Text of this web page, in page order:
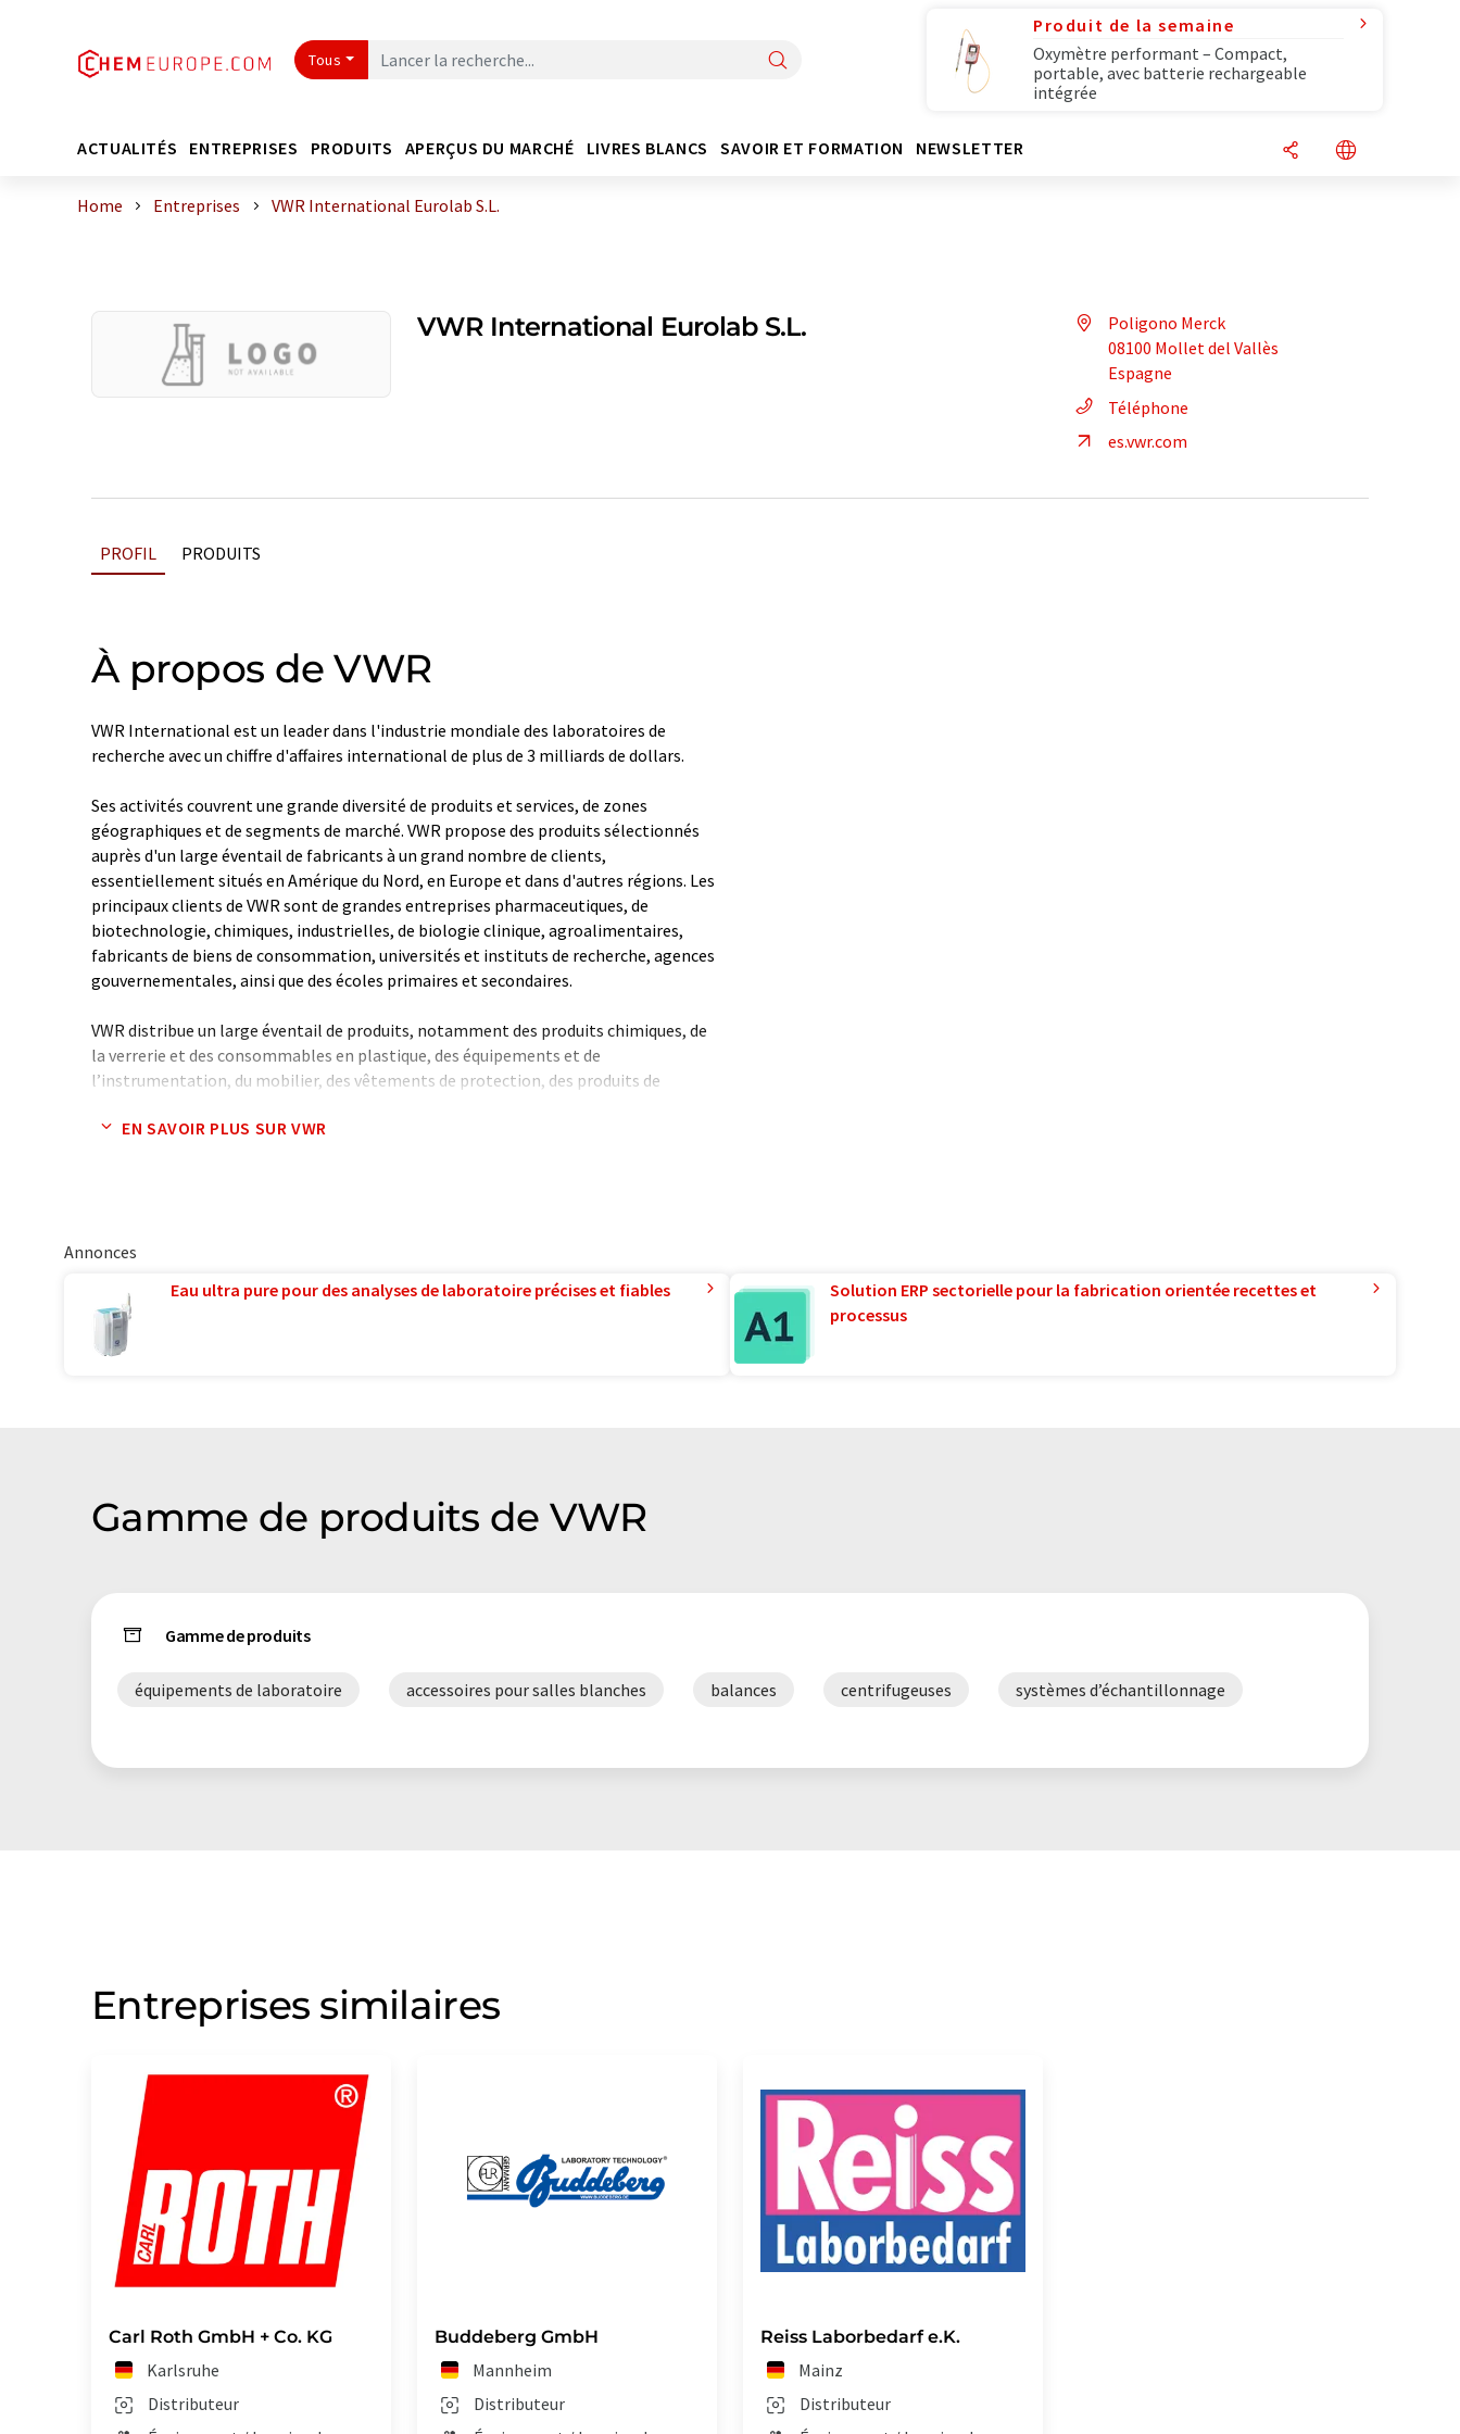
Tous
Produit de la semaine
Oxymètre performant – Compact,
portable, avec batterie rechargeable
intégrée
ACTUALITÉS ENTREPRISES PRODUITS APERÇUS DU MARCHÉ LIVRES BLANCS SAVOIR ET FORMATION NEWSLETTER
Home Entreprises VWR International Eurolab S.L.
VWR International Eurolab S.L.
Poligono Merck
08100 Mollet del Vallès
Espagne
Téléphone
es.vwr.com
PROFIL PRODUITS
À propos de VWR
VWR International est un leader dans l'industrie mondiale des laboratoires de
recherche avec un chiffre d'affaires international de plus de 3 milliards de dollars.
Ses activités couvrent une grande diversité de produits et services, de zones
géographiques et de segments de marché. VWR propose des produits sélectionnés
auprès d'un large éventail de fabricants à un grand nombre de clients,
essentiellement situés en Amérique du Nord, en Europe et dans d'autres régions. Les
principaux clients de VWR sont de grandes entreprises pharmaceutiques, de
biotechnologie, chimiques, industrielles, de biologie clinique, agroalimentaires,
fabricants de biens de consommation, universités et instituts de recherche, agences
gouvernementales, ainsi que des écoles primaires et secondaires.
VWR distribue un large éventail de produits, notamment des produits chimiques, de
la verrerie et des consommables en plastique, des équipements et de
l’instrumentation, du mobilier, des vêtements de protection, des produits de
pour les sciences de la vie.
VWR est présente directement dans plus de 20 pays et emploie plus de 6 000
collaborateurs dans le monde. Le siège social mondial de VWR International est
basé à West Chester (Pennsylvanie, Etats-Unis).
EN SAVOIR PLUS SUR VWR
Annonces
Eau ultra pure pour des analyses de laboratoire précises et fiables
Solution ERP sectorielle pour la fabrication orientée recettes et
processus
Gamme de produits de VWR
Gamme de produits
équipements de laboratoire accessoires pour salles blanches balances centrifugeuses systèmes d’échantillonnage
Entreprises similaires
Carl Roth GmbH + Co. KG
Karlsruhe
Distributeur
Buddeberg GmbH
Mannheim
Distributeur
Reiss Laborbedarf e.K.
Mainz
Distributeur